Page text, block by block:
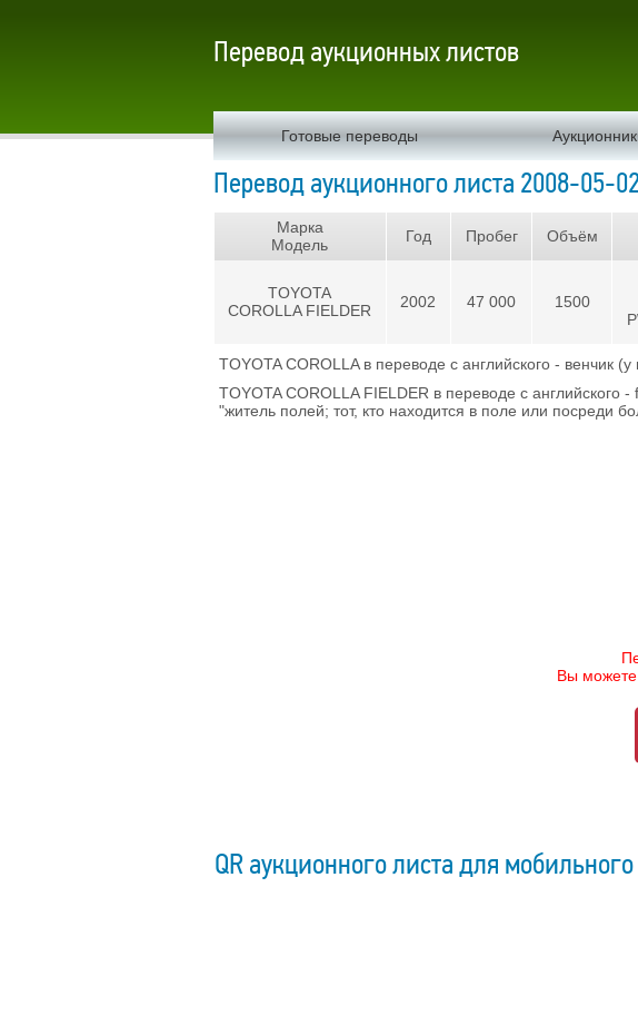
Перевод аукционных листов
Готовые переводы
Перевод аукционного листа 2008-05-
Марка
Модель
TOYOTA
COROLLA FIELDER
Год
2002
Пробег
47 000
Объём
1500
TOYOTA COROLLA в переводе с английского - венчик (у
TOYOTA COROLLA FIELDER в переводе с
"житель полей; тот, кто находится в поле или посреди
Вы можете
QR аукционного листа для мобильного